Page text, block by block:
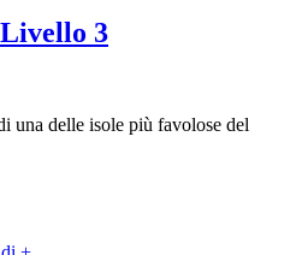
3
una delle isole più favolose del